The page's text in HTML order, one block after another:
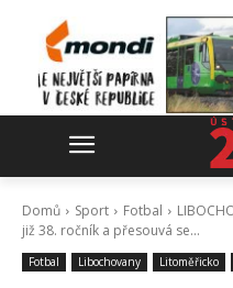
Domů Sport Fotbal
již 38. ročník a přesouvá se...
Fotbal Libochovany Litoměřicko